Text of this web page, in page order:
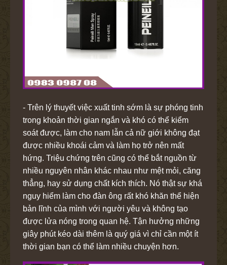
- Trên lý thuyết việc xuất tinh sớm là sự phóng tinh
trong khoản thời gian ngắn và khó có thể kiểm
soát được, làm cho nam lẫn cả nữ giới không đạt
được nhiều khoái cảm và làm họ trở nên mất
hứng. Triệu chứng trên cũng có thể bắt nguồn từ
nhiều nguyên nhân khác nhau như mệt mỏi, căng
thẳng, hay sử dụng chất kích thích. Nó thật sự khá
nguy hiểm làm cho đàn ông rất khó khăn thể hiện
bản lĩnh của mình với người yêu và không tạo
được lửa nóng trong quan hệ. Tận hưởng những
giây phút kéo dài thêm là quý giá vì chỉ cần một ít
thời gian bạn có thể làm nhiều chuyện hơn.